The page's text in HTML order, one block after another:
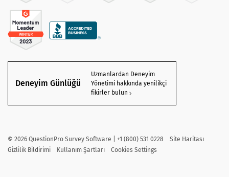
Deneyim Günlüğü
Uzmanlardan Deneyim
Yönetimi hakkında yenilikçi
fikirler bulun
© 2026 QuestionPro Survey Software | +1 (800) 531 0228
Site Haritası
Gizlilik Bildirimi
Kullanım Şartları Cookies Settings